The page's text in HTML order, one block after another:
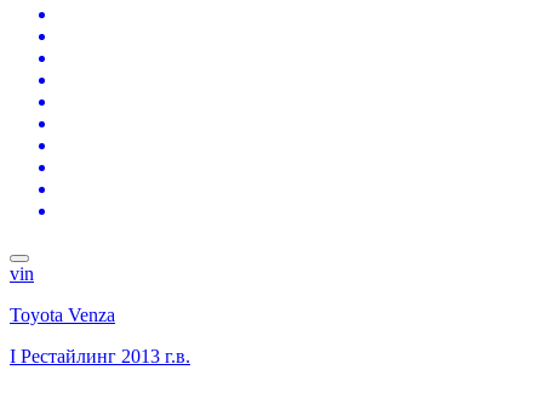
vin
Toyota Venza
I Рестайлинг 2013 г.в.